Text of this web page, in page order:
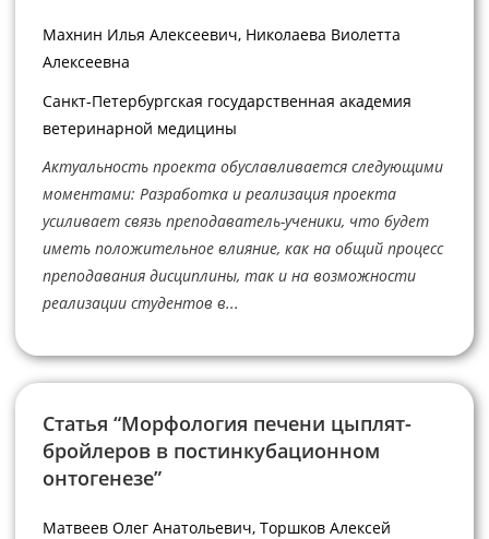
Махнин Илья Алексеевич, Николаева Виолетта
Алексеевна
Санкт-Петербургская государственная академия
ветеринарной медицины
Актуальность проекта обуславливается следующими
моментами: Разработка и реализация проекта
усиливает связь преподаватель-ученики, что будет
иметь положительное влияние, как на общий процесс
преподавания дисциплины, так и на возможности
реализации студентов в...
Cтатья “Морфология печени цыплят-
бройлеров в постинкубационном
онтогенезе”
Матвеев Олег Анатольевич, Торшков Алексей